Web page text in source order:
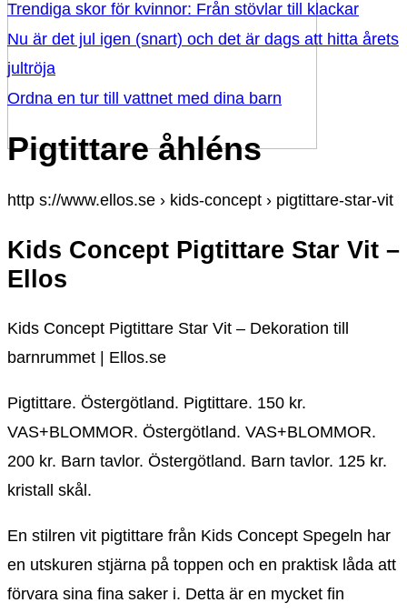
Trendiga skor för kvinnor: Från stövlar till klackar
Nu är det jul igen (snart) och det är dags att hitta årets
jultröja
Ordna en tur till vattnet med dina barn
Pigtittare åhléns
http s://www.ellos.se › kids-concept › pigtittare-star-vit
Kids Concept Pigtittare Star Vit –
Ellos
Kids Concept Pigtittare Star Vit – Dekoration till
barnrummet | Ellos.se
Pigtittare. Östergötland. Pigtittare. 150 kr.
VAS+BLOMMOR. Östergötland. VAS+BLOMMOR.
200 kr. Barn tavlor. Östergötland. Barn tavlor. 125 kr.
kristall skål.
En stilren vit pigtittare från Kids Concept Spegeln har
en utskuren stjärna på toppen och en praktisk låda att
förvara sina fina saker i. Detta är en mycket fin